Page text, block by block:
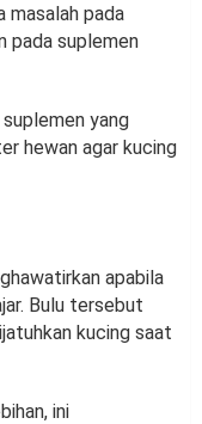
masalah pada
pada suplemen
yang
hewan agar kucing
apabila
Bulu tersebut
kucing saat
ini